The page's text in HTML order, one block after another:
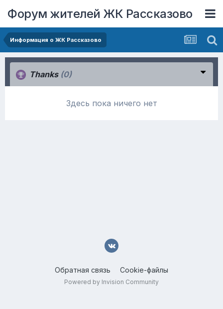
Форум жителей ЖК Рассказово
Информация о ЖК Рассказово
Thanks (0)
Здесь пока ничего нет
Обратная связь Cookie-файлы
Powered by Invision Community